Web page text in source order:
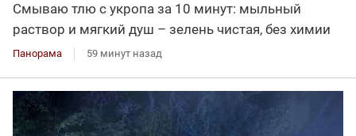
Смываю тлю с укропа за 10 минут: мыльный
раствор и мягкий душ – зелень чистая, без химии
Панорама 59 минут назад